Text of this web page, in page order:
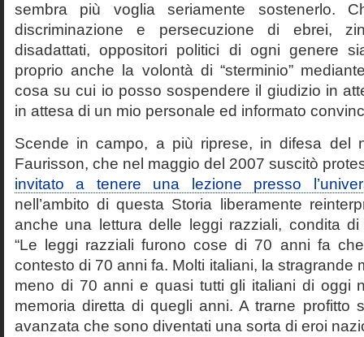
sembra più voglia seriamente sostenerlo.
discriminazione e persecuzione di ebrei,
disadattati, oppositori politici di ogni genere
proprio anche la volontà di “sterminio”
cosa su cui io posso sospendere il giudizio in
in attesa di un mio personale ed informato
Scende in campo, a più riprese, in difesa del
Faurisson, che nel maggio del 2007 suscitò
invitato a tenere una lezione presso
nell’ambito di questa Storia liberamente
anche una lettura delle leggi razziali, condita di
“Le leggi razziali furono cose di 70 anni fa
contesto di 70 anni fa. Molti italiani, la stragrande
meno di 70 anni e quasi tutti gli italiani di oggi
memoria diretta di quegli anni. A trarne profitto
avanzata che sono diventati una sorta di eroi